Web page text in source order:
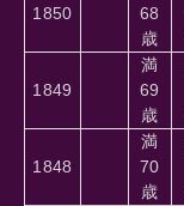
1850
68
歳
1849
満
69
歳
1848
満
70
歳